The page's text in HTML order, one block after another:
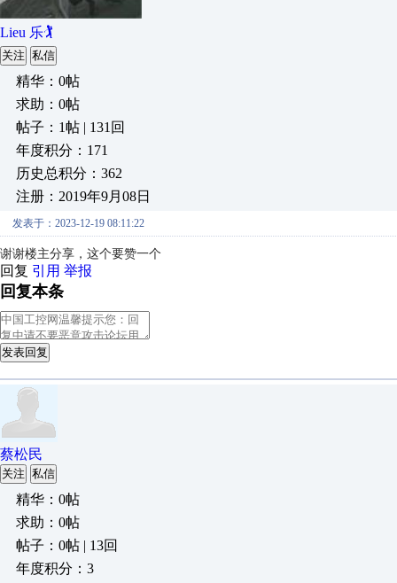
Lieu 乐🏌
关注 私信
精华：0帖
求助：0帖
帖子：1帖 | 131回
年度积分：171
历史总积分：362
注册：2019年9月08日
发表于：2023-12-19 08:11:22
谢谢楼主分享，这个要赞一个
回复 引用 举报
回复本条
发表回复
蔡松民
关注 私信
精华：0帖
求助：0帖
帖子：0帖 | 13回
年度积分：3